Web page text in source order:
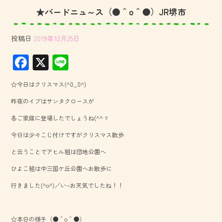
★バードニュ～ス（●＾o＾●）JR堺市
投稿日 2019年12月25日
F
ac
e
b
o
ok
X
ne
☆今日はクリスマス(^0_0^)
昨夜のイブはサンタクロースが
各ご家庭に登場したでしょうね(^^ゞ
今日は少々こじ付けですがクリスマス散歩
と云うことでアヒル組は団地公園へ
ひよこ組は中三国ケ丘公園へお散歩に
行きました(^o^)／い~お天気でしたね！！
☆本日の様子（●＾o＾●）